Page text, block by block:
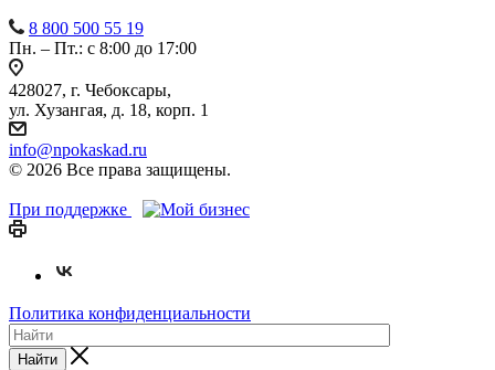
8 800 500 55 19
Пн. – Пт.: с 8:00 до 17:00
428027, г. Чебоксары,
ул. Хузангая, д. 18, корп. 1
info@npokaskad.ru
© 2026 Все права защищены.
При поддержке
Политика конфиденциальности
Найти